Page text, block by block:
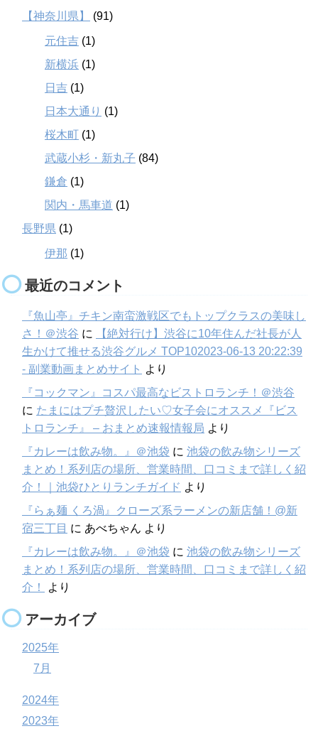
【神奈川県】
(91)
元住吉 (1)
新横浜 (1)
日吉 (1)
日本大通り (1)
桜木町 (1)
武蔵小杉・新丸子 (84)
鎌倉 (1)
関内・馬車道 (1)
長野県 (1)
伊那 (1)
最近のコメント
『魚山亭』チキン南蛮激戦区でもトップクラスの美味し
さ！＠渋谷 に
【絶対行け】渋谷に10年住んだ社長が人
生かけて推せる渋谷グルメ TOP102023-06-13 20:22:39
- 副業動画まとめサイト より
『コックマン』コスパ最高なビストロランチ！＠渋谷
に たまにはプチ贅沢したい♡女子会にオススメ『ビス
トロランチ』 – おまとめ速報情報局 より
『カレーは飲み物。』＠池袋 に 池袋の飲み物シリーズ
まとめ！系列店の場所、営業時間、口コミまで詳しく紹
介！｜池袋ひとりランチガイド より
『らぁ麺 くろ渦』クローズ系ラーメンの新店舗！@新
宿三丁目 に あべちゃん より
『カレーは飲み物。』＠池袋 に 池袋の飲み物シリーズ
まとめ！系列店の場所、営業時間、口コミまで詳しく紹
介！
より
アーカイブ
2025年
7月
2024年
2023年